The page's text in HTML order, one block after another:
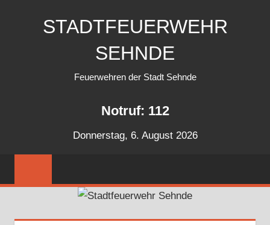
STADTFEUERWEHR
SEHNDE
Feuerwehren der Stadt Sehnde
Notruf: 112
Donnerstag, 6. August 2026